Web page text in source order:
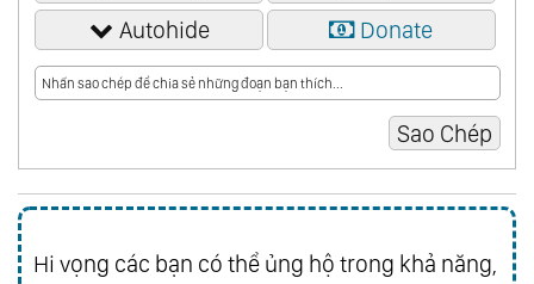
Autohide
Donate
Hi vọng các bạn có thể ủng hộ trong khả năng,